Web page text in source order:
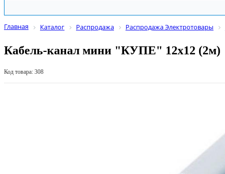
Главная Каталог Распродажа Распродажа Электротовары
Кабель-канал мини "КУПЕ" 12х12 (2м)
Код товара: 308